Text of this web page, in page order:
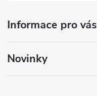
Informace pro vás
Novinky